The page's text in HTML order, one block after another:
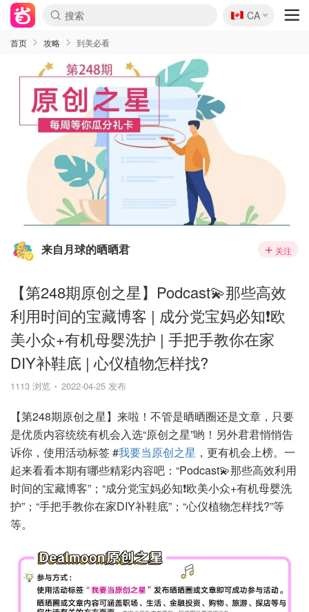
🇨🇦
CA
首页 攻略 到美必看
来自月球的晒晒君 关注
【第248期原创之星】Podcast💫那些高效
利用时间的宝藏博客 | 成分党宝妈必知❗欧
美小众+有机母婴洗护 | 手把手教你在家
DIY补鞋底 | 心仪植物怎样找?
1113 浏览 2022-04-25 发布
【第248期原创之星】来啦！不管是晒晒圈还是文章，只要
是优质内容统统有机会入选“原创之星”哟！另外君君悄悄告
诉你，使用活动标签 #我要当原创之星 ，更有机会上榜。一
起来看看本期有哪些精彩内容吧：“Podcast💫那些高效利用
时间的宝藏博客”；“成分党宝妈必知❗欧美小众+有机母婴洗
护”；“手把手教你在家DIY补鞋底”；“心仪植物怎样找?”等
等。